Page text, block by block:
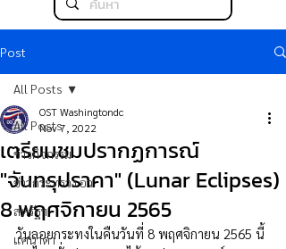
Post
All Posts
ข่าวกิจกรรม
ข่าวกระทรวง อว.
สหรัฐฯ
แคนาดา
All Posts
เตรียมชมปรากฏการณ์
"จันทรุปราคา" (Lunar Eclipses)
8 พฤศจิกายน 2565
OST Washingtondc
Nov 7, 2022
วันลอยกระทงในคืนวันที่ 8 พฤศจิกายน 2565 นี้